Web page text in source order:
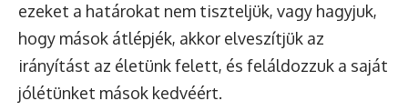
ezeket a határokat nem tiszteljük, vagy hagyjuk,
hogy mások átlépjék, akkor elveszítjük az
irányítást az életünk felett, és feláldozzuk a saját
jólétünket mások kedvéért.